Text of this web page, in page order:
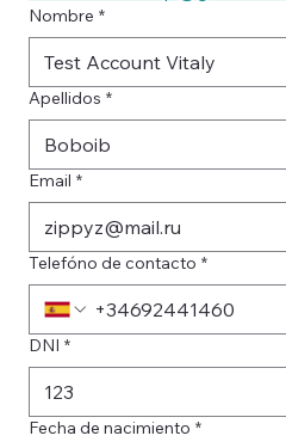
Nombre *
Apellidos *
Email *
Telefóno de contacto *
DNI *
Fecha de nacimiento *